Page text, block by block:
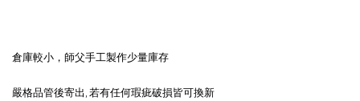
倉庫較小，師父手工製作少量庫存
嚴格品管後寄出, 若有任何瑕疵破損皆可換新